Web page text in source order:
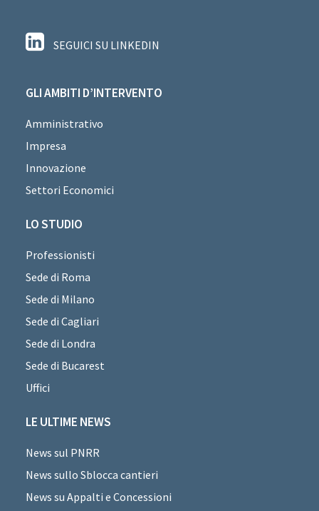
SEGUICI SU LINKEDIN
GLI AMBITI D’INTERVENTO
Amministrativo
Impresa
Innovazione
Settori Economici
LO STUDIO
Professionisti
Sede di Roma
Sede di Milano
Sede di Cagliari
Sede di Londra
Sede di Bucarest
Uffici
LE ULTIME NEWS
News sul PNRR
News sullo Sblocca cantieri
News su Appalti e Concessioni